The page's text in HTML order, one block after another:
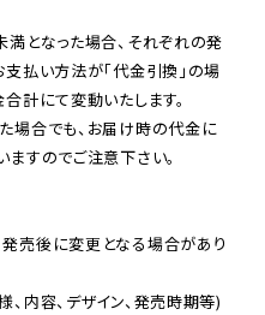
となった場合、それぞれの発
払い方法が「代金引換」の場
場合でも、お届け時の代金に
すのでご注意下さい。
売後に変更となる場合があり
内容、デザイン、発売時期等)